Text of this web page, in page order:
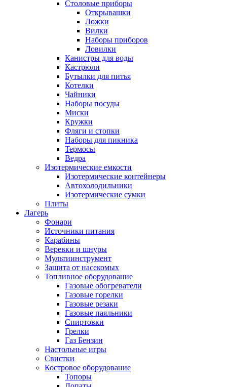
Столовые приборы
Открывашки
Ложки
Вилки
Наборы приборов
Ловилки
Канистры для воды
Кастрюли
Бутылки для питья
Котелки
Чайники
Наборы посуды
Миски
Кружки
Фляги и стопки
Наборы для пикника
Термосы
Ведра
Изотермические емкости
Изотермические контейнеры
Автохолодильники
Изотермические сумки
Плиты
Лагерь
Фонари
Источники питания
Карабины
Веревки и шнуры
Мультиинструмент
Защита от насекомых
Топливное оборудование
Газовые обогреватели
Газовые горелки
Газовые резаки
Газовые паяльники
Спиртовки
Грелки
Газ Бензин
Настольные игры
Свистки
Костровое оборудование
Топоры